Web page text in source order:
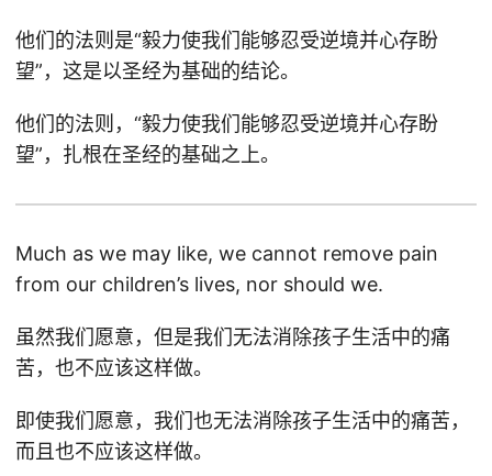
他们的法则是“毅力使我们能够忍受逆境并心存盼
望”，这是以圣经为基础的结论。
他们的法则，“毅力使我们能够忍受逆境并心存盼
望”，扎根在圣经的基础之上。
Much as we may like, we cannot remove pain
from our children’s lives, nor should we.
虽然我们愿意，但是我们无法消除孩子生活中的痛
苦，也不应该这样做。
即使我们愿意，我们也无法消除孩子生活中的痛苦，
而且也不应该这样做。